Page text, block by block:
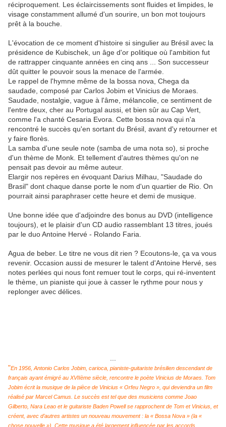
réciproquement. Les éclaircissements sont fluides et limpides, le
visage constamment allumé d'un sourire, un bon mot toujours
prêt à la bouche.
L'évocation de ce moment d'histoire si singulier au Brésil avec la
présidence de Kubischek, un âge d'or politique où l'ambition fut
de rattrapper cinquante années en cinq ans ... Son successeur
dût quitter le pouvoir sous la menace de l'armée.
Le rappel de l'hymne même de la bossa nova, Chega da
saudade, composé par Carlos Jobim et Vinicius de Moraes.
Saudade, nostalgie, vague à l'âme, mélancolie, ce sentiment de
l'entre deux, cher au Portugal aussi, et bien sûr au Cap Vert,
comme l'a chanté Cesaria Evora. Cette bossa nova qui n'a
rencontré le succès qu'en sortant du Brésil, avant d'y retourner et
y faire florès.
La samba d'une seule note (samba de uma nota so), si proche
d'un thème de Monk. Et tellement d'autres thèmes qu'on ne
pensait pas devoir au même auteur.
Elargir nos repères en évoquant Darius Milhau, "Saudade do
Brasil" dont chaque danse porte le nom d'un quartier de Rio. On
pourrait ainsi paraphraser cette heure et demi de musique.
Une bonne idée que d'adjoindre des bonus au DVD (intelligence
toujours), et le plaisir d'un CD audio rassemblant 13 titres, joués
par le duo Antoine Hervé - Rolando Faria.
Agua de beber. Le titre ne vous dit rien ? Ecoutons-le, ça va vous
revenir. Occasion aussi de mesurer le talent d'Antoine Hervé, ses
notes perlées qui nous font remuer tout le corps, qui ré-inventent
le thème, un pianiste qui joue à casser le rythme pour nous y
replonger avec délices.
"En 1956, Antonio Carlos Jobim, carioca, pianiste-guitariste brésilien descendant de
français ayant émigré au XVIIème siècle, rencontre le poète Vinicius de Moraes. Tom
Jobim écrit la musique de la pièce de Vinicius « Orfeu Negro », qui deviendra un film
réalisé par Marcel Camus. Le succès est tel que des musiciens comme Joao
Gilberto, Nara Leao et le guitariste Baden Powell se rapprochent de Tom et Vinicius, et
créent, avec d’autres artistes un nouveau mouvement : la « Bossa Nova » (la «
chose nouvelle »). Cette musique a été largement influencée par les accords